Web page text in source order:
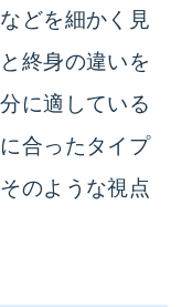
どを細かく見
終身の違いを
に適している
合ったタイプ
のような視点